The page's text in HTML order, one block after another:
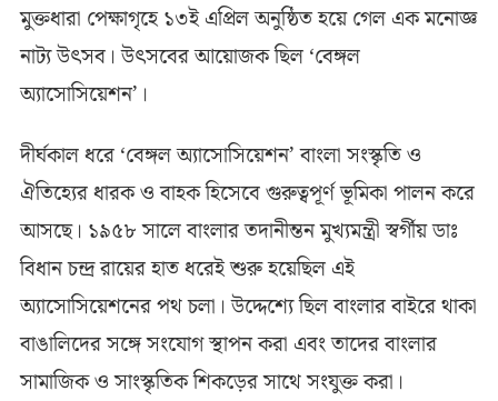
মুক্তধারা পেক্ষাগৃহে ১৩ই এপ্রিল অনুষ্ঠিত হয়ে গেল এক মনোজ্ঞ
নাট্য উৎসব। উৎসবের আয়োজক ছিল ‘বেঙ্গল
অ্যাসোসিয়েশন’।
দীর্ঘকাল ধরে ‘বেঙ্গল অ্যাসোসিয়েশন’ বাংলা সংস্কৃতি ও
ঐতিহ্যের ধারক ও বাহক হিসেবে গুরুত্বপূর্ণ ভূমিকা পালন করে
আসছে। ১৯৫৮ সালে বাংলার তদানীন্তন মুখ্যমন্ত্রী স্বর্গীয় ডাঃ
বিধান চন্দ্র রায়ের হাত ধরেই শুরু হয়েছিল এই
অ্যাসোসিয়েশনের পথ চলা। উদ্দেশ্যে ছিল বাংলার বাইরে থাকা
বাঙালিদের সঙ্গে সংযোগ স্থাপন করা এবং তাদের বাংলার
সামাজিক ও সাংস্কৃতিক শিকড়ের সাথে সংযুক্ত করা।